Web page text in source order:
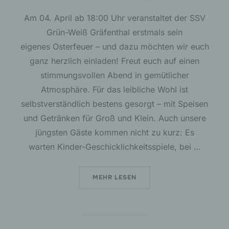
Am 04. April ab 18:00 Uhr veranstaltet der SSV
Grün-Weiß Gräfenthal erstmals sein
eigenes Osterfeuer – und dazu möchten wir euch
ganz herzlich einladen! Freut euch auf einen
stimmungsvollen Abend in gemütlicher
Atmosphäre. Für das leibliche Wohl ist
selbstverständlich bestens gesorgt – mit Speisen
und Getränken für Groß und Klein. Auch unsere
jüngsten Gäste kommen nicht zu kurz: Es
warten Kinder-Geschicklichkeitsspiele, bei …
MEHR ÜBER „
LESEN
Zweck dieser Wiedererkennung ist es, den
erleichtern. Der Benutzer einer Internetseite, die
Cookies verwendet, muss beispielsweise nicht bei
jedem Besuch der Internetseite erneut seine
Zugangsdaten eingeben, weil dies von der
Internetseite und dem auf dem Computersystem
des Benutzers abgelegten Cookie übernommen
Warenkorbes im Online-Shop. Der Online-Shop
merkt sich die Artikel, die ein Kunde in den
virtuellen Warenkorb gelegt hat, über ein Cookie.
Die betroffene Person kann die Setzung von
genutzten Internetbrowsers verhindern und damit